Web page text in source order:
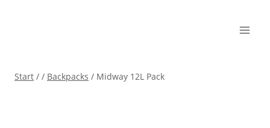
Start / / Backpacks / Midway 12L Pack